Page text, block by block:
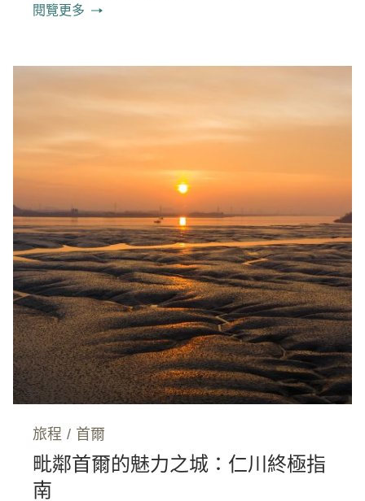
閱覽更多
旅程 / 首爾
毗鄰首爾的魅力之城：仁川終極指
南